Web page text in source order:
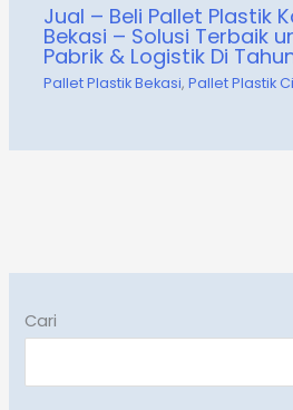
Cari
Jual – Beli Pallet Plastik
Bekasi – Solusi Terbaik
Pabrik & Logistik Di
Pallet Plastik Bekasi,Pallet Plastik